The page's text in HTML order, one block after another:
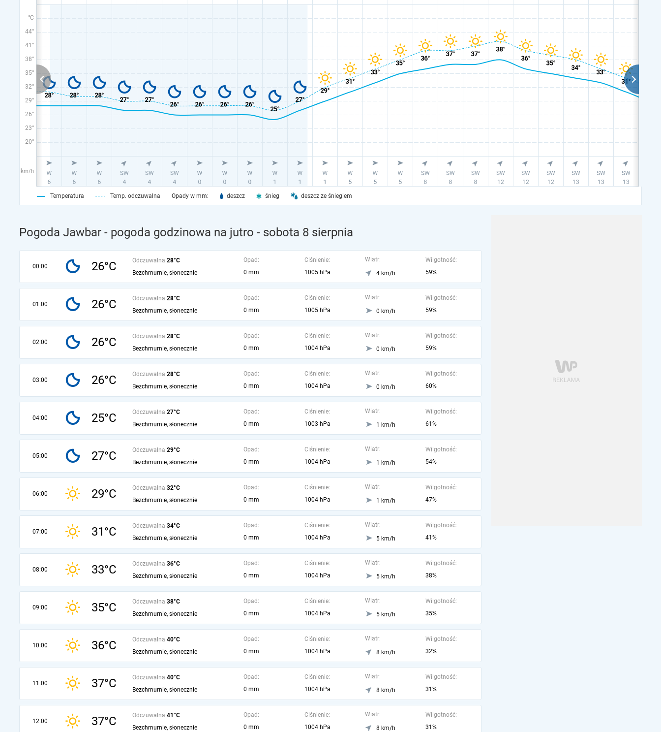
°C
44°
41°
38°
35°
32°
29°
26°
23°
20°
km/h
Temperatura Temp. odczuwalna Opady w mm: deszcz śnieg deszcz ze śniegiem
Pogoda Jawbar - pogoda godzinowa na jutro - sobota 8 sierpnia
00:00 26°C Odczuwalna 28°C
Bezchmurnie, słonecznie
Opad:
0 mm
Ciśnienie:
1005 hPa
Wiatr:
4 km/h
Wilgotność:
59%
01:00 26°C Odczuwalna 28°C
Bezchmurnie, słonecznie
Opad:
0 mm
Ciśnienie:
1005 hPa
Wiatr:
0 km/h
Wilgotność:
59%
02:00 26°C Odczuwalna 28°C
Bezchmurnie, słonecznie
Opad:
0 mm
Ciśnienie:
1004 hPa
Wiatr:
0 km/h
Wilgotność:
59%
03:00 26°C Odczuwalna 28°C
Bezchmurnie, słonecznie
Opad:
0 mm
Ciśnienie:
1004 hPa
Wiatr:
0 km/h
Wilgotność:
60%
04:00 25°C Odczuwalna 27°C
Bezchmurnie, słonecznie
Opad:
0 mm
Ciśnienie:
1003 hPa
Wiatr:
1 km/h
Wilgotność:
61%
05:00 27°C Odczuwalna 29°C
Bezchmurnie, słonecznie
Opad:
0 mm
Ciśnienie:
1004 hPa
Wiatr:
1 km/h
Wilgotność:
54%
06:00 29°C Odczuwalna 32°C
Bezchmurnie, słonecznie
Opad:
0 mm
Ciśnienie:
1004 hPa
Wiatr:
1 km/h
Wilgotność:
47%
07:00 31°C Odczuwalna 34°C
Bezchmurnie, słonecznie
Opad:
0 mm
Ciśnienie:
1004 hPa
Wiatr:
5 km/h
Wilgotność:
41%
08:00 33°C Odczuwalna 36°C
Bezchmurnie, słonecznie
Opad:
0 mm
Ciśnienie:
1004 hPa
Wiatr:
5 km/h
Wilgotność:
38%
09:00 35°C Odczuwalna 38°C
Bezchmurnie, słonecznie
Opad:
0 mm
Ciśnienie:
1004 hPa
Wiatr:
5 km/h
Wilgotność:
35%
10:00 36°C Odczuwalna 40°C
Bezchmurnie, słonecznie
Opad:
0 mm
Ciśnienie:
1004 hPa
Wiatr:
8 km/h
Wilgotność:
32%
11:00 37°C Odczuwalna 40°C
Bezchmurnie, słonecznie
Opad:
0 mm
Ciśnienie:
1004 hPa
Wiatr:
8 km/h
Wilgotność:
31%
12:00 37°C Odczuwalna 41°C
Bezchmurnie, słonecznie
Opad:
0 mm
Ciśnienie:
1004 hPa
Wiatr:
8 km/h
Wilgotność:
31%